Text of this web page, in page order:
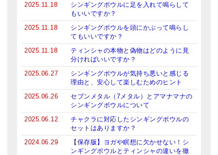
プレミアム・ティンシャ（L・M）
ベーシック・ティンシャ（4種）
ティンシャケース
チベット・真マントラ香
お香定期購入（ラクとくサブスク）
チベット高僧のオラクルカード
シンギングボウル入門本・CD
2025.11.18
シンギングボウルに足を入れて鳴らして
もいいですか？
2025.11.18
シンギングボウルを頭にかぶって鳴らし
てもいいですか？
2025.11.18
ティンシャの本物と偽物はどのように見
分ければいいですか？
2025.06.27
シンギングボウルが気持ち悪いと感じる
理由と、安心して楽しむためのヒント
2025.06.26
セブンメタル（7メタル）とアマナマナの
シンギングボウルについて
2025.06.12
チャクラに対応したシンギングボウルの
セットはありますか？
2024.06.29
【保存版】ヨガや瞑想に欠かせない！シ
ンギングボウルとティンシャの違いを徹